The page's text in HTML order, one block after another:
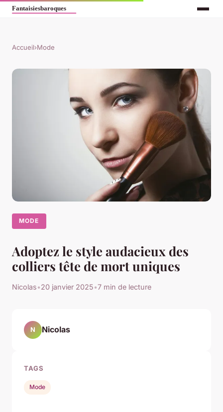
Accueil›Mode
MODE
Adoptez le style audacieux des
colliers tête de mort uniques
Nicolas•20 janvier 2025•7 min de lecture
N Nicolas
TAGS
Mode